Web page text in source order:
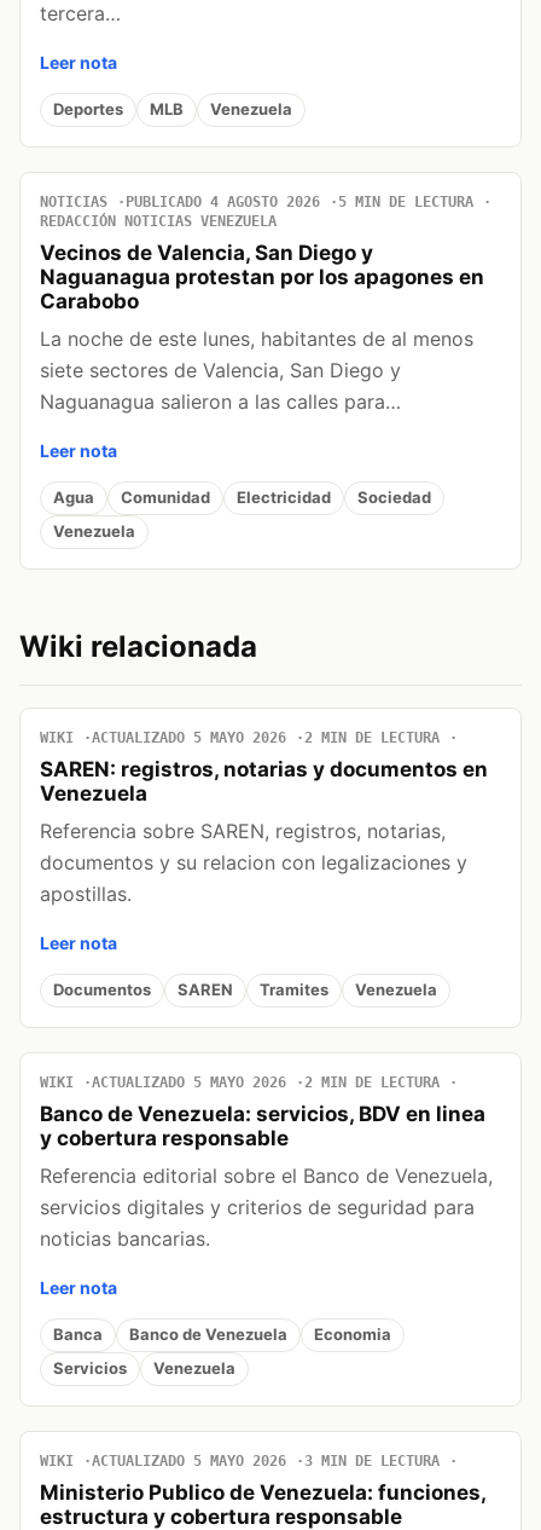
tercera…
Leer nota
Deportes MLB Venezuela
NOTICIAS PUBLICADO 4 AGOSTO 2026
5 MIN DE LECTURA
REDACCIÓN NOTICIAS VENEZUELA
Vecinos de Valencia, San Diego y
Naguanagua protestan por los apagones en
Carabobo
La noche de este lunes, habitantes de al menos
siete sectores de Valencia, San Diego y
Naguanagua salieron a las calles para…
Leer nota
Agua Comunidad Electricidad
Sociedad
Venezuela
Wiki relacionada
WIKI ACTUALIZADO 5 MAYO 2026 2 MIN DE LECTURA
SAREN: registros, notarias y documentos en
Venezuela
Referencia sobre SAREN, registros, notarias,
documentos y su relacion con legalizaciones y
apostillas.
Leer nota
Documentos SAREN Tramites Venezuela
WIKI ACTUALIZADO 5 MAYO 2026 2 MIN DE LECTURA
Banco de Venezuela: servicios, BDV en linea
y cobertura responsable
Referencia editorial sobre el Banco de Venezuela,
servicios digitales y criterios de seguridad para
noticias bancarias.
Leer nota
Banca Banco de Venezuela
Economia
Servicios
Venezuela
WIKI ACTUALIZADO 5 MAYO 2026 3 MIN DE LECTURA
Ministerio Publico de Venezuela: funciones,
estructura y cobertura responsable